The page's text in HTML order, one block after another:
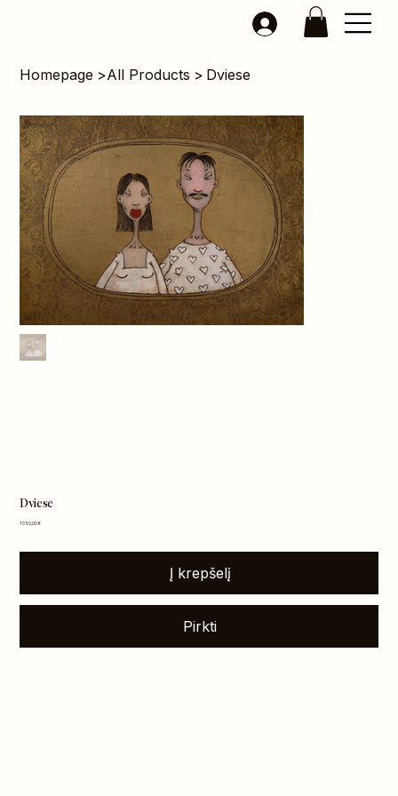
Homepage >All Products > Dviese
Dviese
Kaina
1 050,00 €
Į krepšelį
Pirkti